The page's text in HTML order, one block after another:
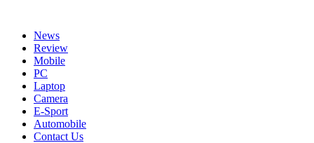
contentNews
Review
Mobile
PC
Laptop
Camera
E-Sport
Automobile
Contact Us